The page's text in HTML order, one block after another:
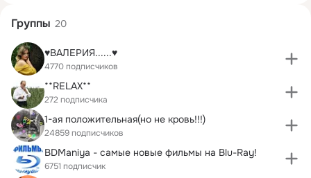
Группы 20
♥ВАЛЕРИЯ......♥
4770 подписчиков
**RELAX**
272 подписчика
1-ая положительная(но не кровь!!!)
24859 подписчиков
BDManiya - самые новые фильмы на Blu-Ray!
6751 подписчик